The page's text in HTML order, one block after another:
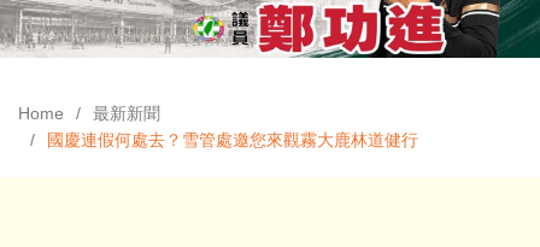
Home
最新新聞
國慶連假何處去？雪管處邀您來觀霧大鹿林道健行